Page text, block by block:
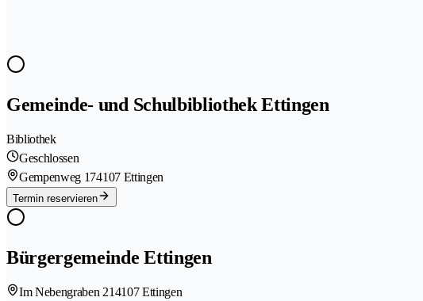
Gemeinde- und Schulbibliothek Ettingen
Bibliothek
Geschlossen
Gempenweg 174107 Ettingen
Termin reservieren
Bürgergemeinde Ettingen
Im Nebengraben 214107 Ettingen